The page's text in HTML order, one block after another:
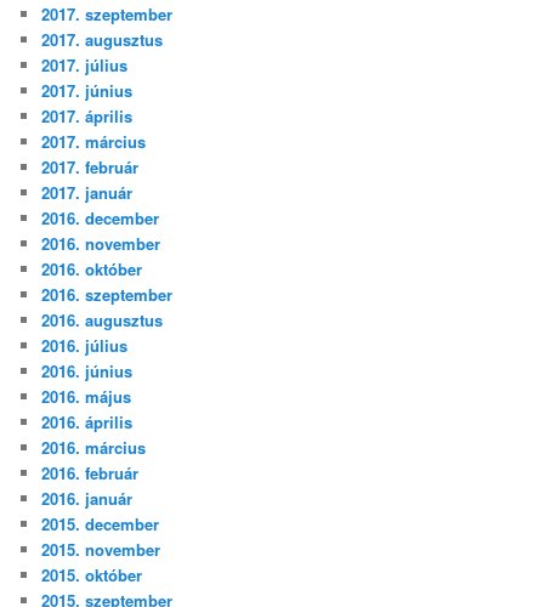
2017. szeptember
2017. augusztus
2017. július
2017. június
2017. április
2017. március
2017. február
2017. január
2016. december
2016. november
2016. október
2016. szeptember
2016. augusztus
2016. július
2016. június
2016. május
2016. április
2016. március
2016. február
2016. január
2015. december
2015. november
2015. október
2015. szeptember